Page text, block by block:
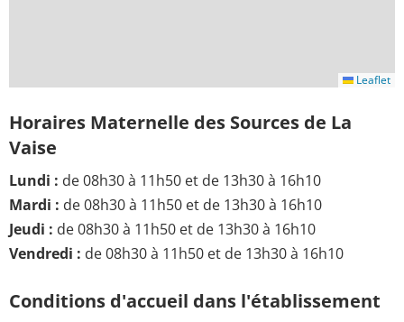
Leaflet
Horaires Maternelle des Sources de La
Vaise
Lundi : de 08h30 à 11h50 et de 13h30 à 16h10
Mardi : de 08h30 à 11h50 et de 13h30 à 16h10
Jeudi : de 08h30 à 11h50 et de 13h30 à 16h10
Vendredi : de 08h30 à 11h50 et de 13h30 à 16h10
Conditions d'accueil dans l'établissement